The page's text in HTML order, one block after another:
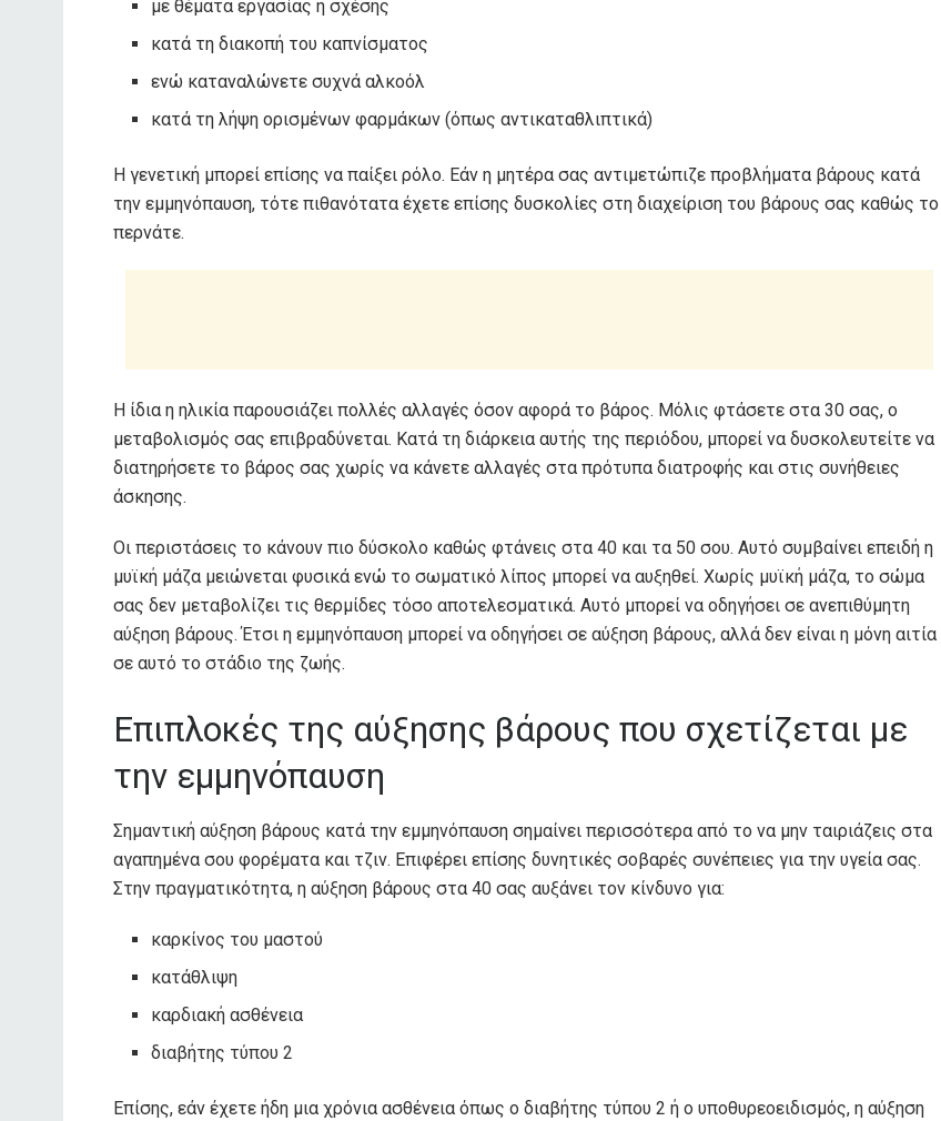
με θέματα εργασίας ή σχέσης
κατά τη διακοπή του καπνίσματος
ενώ καταναλώνετε συχνά αλκοόλ
κατά τη λήψη ορισμένων φαρμάκων (όπως αντικαταθλιπτικά)
Η γενετική μπορεί επίσης να παίξει ρόλο. Εάν η μητέρα σας αντιμετώπιζε προβλήματα βάρους κατά
την εμμηνόπαυση, τότε πιθανότατα έχετε επίσης δυσκολίες στη διαχείριση του βάρους σας καθώς το
περνάτε.
Η ίδια η ηλικία παρουσιάζει πολλές αλλαγές όσον αφορά το βάρος. Μόλις φτάσετε στα 30 σας, ο
μεταβολισμός σας επιβραδύνεται. Κατά τη διάρκεια αυτής της περιόδου, μπορεί να δυσκολευτείτε να
διατηρήσετε το βάρος σας χωρίς να κάνετε αλλαγές στα πρότυπα διατροφής και στις συνήθειες
άσκησης.
Οι περιστάσεις το κάνουν πιο δύσκολο καθώς φτάνεις στα 40 και τα 50 σου. Αυτό συμβαίνει επειδή η
μυϊκή μάζα μειώνεται φυσικά ενώ το σωματικό λίπος μπορεί να αυξηθεί. Χωρίς μυϊκή μάζα, το σώμα
σας δεν μεταβολίζει τις θερμίδες τόσο αποτελεσματικά. Αυτό μπορεί να οδηγήσει σε ανεπιθύμητη
αύξηση βάρους. Έτσι η εμμηνόπαυση μπορεί να οδηγήσει σε αύξηση βάρους, αλλά δεν είναι η μόνη αιτία
σε αυτό το στάδιο της ζωής.
Επιπλοκές της αύξησης βάρους που σχετίζεται με
την εμμηνόπαυση
Σημαντική αύξηση βάρους κατά την εμμηνόπαυση σημαίνει περισσότερα από το να μην ταιριάζεις στα
αγαπημένα σου φορέματα και τζιν. Επιφέρει επίσης δυνητικές σοβαρές συνέπειες για την υγεία σας.
Στην πραγματικότητα, η αύξηση βάρους στα 40 σας αυξάνει τον κίνδυνο για:
καρκίνος του μαστού
κατάθλιψη
καρδιακή ασθένεια
διαβήτης τύπου 2
Επίσης, εάν έχετε ήδη μια χρόνια ασθένεια όπως ο διαβήτης τύπου 2 ή ο υποθυρεοειδισμός, η αύξηση